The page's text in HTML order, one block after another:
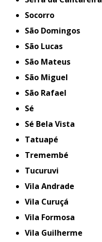
Socorro
São Domingos
São Lucas
São Mateus
São Miguel
São Rafael
Sé
Sé Bela Vista
Tatuapé
Tremembé
Tucuruvi
Vila Andrade
Vila Curuçá
Vila Formosa
Vila Guilherme